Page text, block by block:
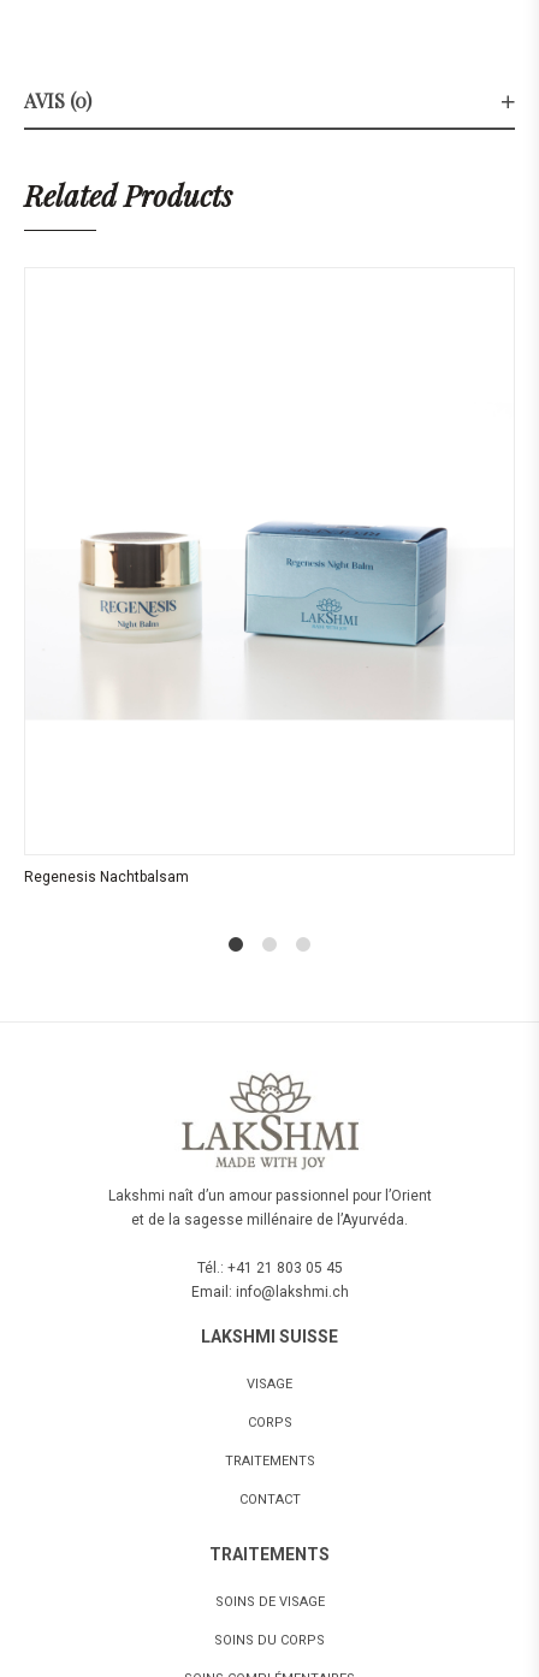
AVIS (0)
Related Products
Regenesis Nachtbalsam
Lakshmi naît d’un amour passionnel pour l’Orient
et de la sagesse millénaire de l’Ayurvéda.
Tél.: +41 21 803 05 45
Email: info@lakshmi.ch
LAKSHMI SUISSE
VISAGE
CORPS
TRAITEMENTS
CONTACT
TRAITEMENTS
SOINS DE VISAGE
SOINS DU CORPS